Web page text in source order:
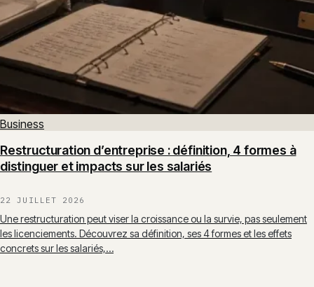
Business
Restructuration d’entreprise : définition, 4 formes à
distinguer et impacts sur les salariés
22 JUILLET 2026
Une restructuration peut viser la croissance ou la survie, pas seulement
les licenciements. Découvrez sa définition, ses 4 formes et les effets
concrets sur les salariés,…